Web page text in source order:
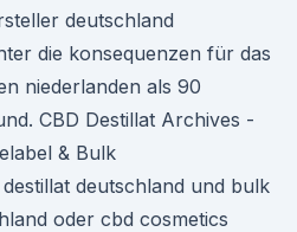
deutschland
die konsequenzen für das
niederlanden als 90
CBD Destillat Archives -
& Bulk
deutschland und bulk
oder cbd cosmetics